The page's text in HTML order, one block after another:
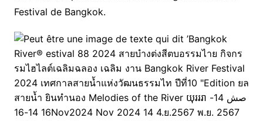
Festival de Bangkok.